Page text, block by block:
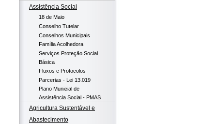
Assistência Social
18 de Maio
Conselho Tutelar
Conselhos Municipais
Família Acolhedora
Serviços Proteção Social
Básica
Fluxos e Protocolos
Parcerias - Lei 13.019
Plano Municial de
Assistência Social - PMAS
Agricultura Sustentável e
Abastecimento